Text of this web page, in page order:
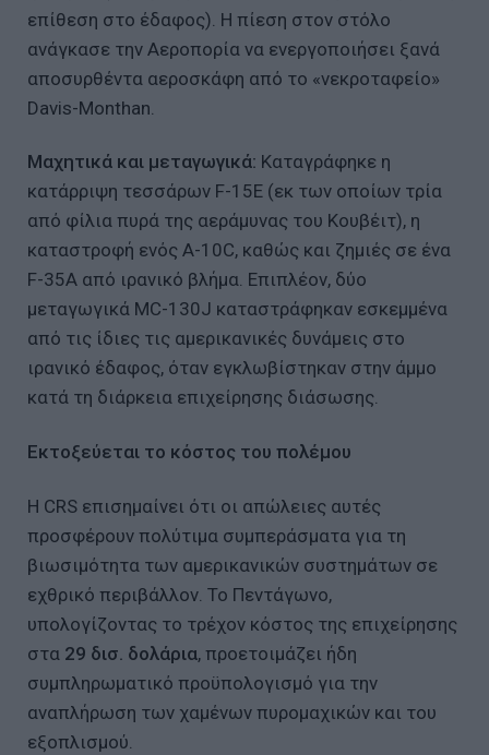
επίθεση στο έδαφος). Η πίεση στον στόλο
ανάγκασε την Αεροπορία να ενεργοποιήσει ξανά
αποσυρθέντα αεροσκάφη από το «νεκροταφείο»
Davis-Monthan.
Μαχητικά και μεταγωγικά: Καταγράφηκε η
κατάρριψη τεσσάρων F-15E (εκ των οποίων τρία
από φίλια πυρά της αεράμυνας του Κουβέιτ), η
καταστροφή ενός A-10C, καθώς και ζημιές σε ένα
F-35A από ιρανικό βλήμα. Επιπλέον, δύο
μεταγωγικά MC-130J καταστράφηκαν εσκεμμένα
από τις ίδιες τις αμερικανικές δυνάμεις στο
ιρανικό έδαφος, όταν εγκλωβίστηκαν στην άμμο
κατά τη διάρκεια επιχείρησης διάσωσης.
Εκτοξεύεται το κόστος του πολέμου
Η CRS επισημαίνει ότι οι απώλειες αυτές
προσφέρουν πολύτιμα συμπεράσματα για τη
βιωσιμότητα των αμερικανικών συστημάτων σε
εχθρικό περιβάλλον. Το Πεντάγωνο,
υπολογίζοντας το τρέχον κόστος της επιχείρησης
στα 29 δισ. δολάρια, προετοιμάζει ήδη
συμπληρωματικό προϋπολογισμό για την
αναπλήρωση των χαμένων πυρομαχικών και του
εξοπλισμού.